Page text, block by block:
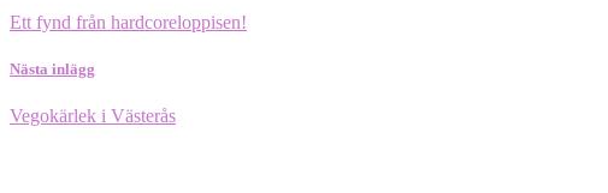
Ett fynd från hardcoreloppisen!
Nästa inlägg
Vegokärlek i Västerås